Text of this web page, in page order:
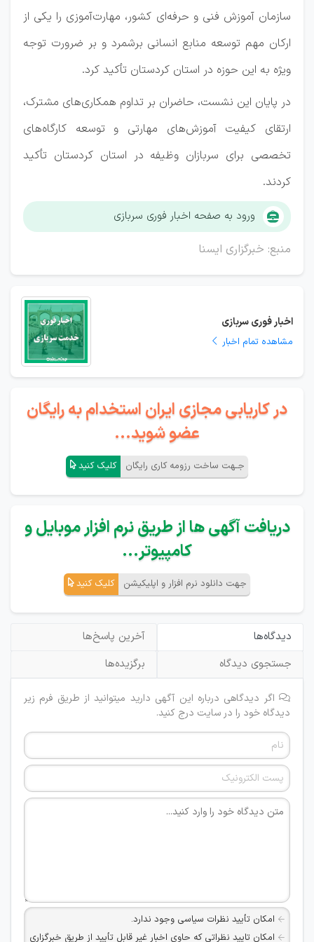
سازمان آموزش فنی و حرفه‌ای کشور، مهارت‌آموزی را یکی از
ارکان مهم توسعه منابع انسانی برشمرد و بر ضرورت توجه
ویژه به این حوزه در استان کردستان تأکید کرد.
در پایان این نشست، حاضران بر تداوم همکاری‌های مشترک،
ارتقای کیفیت آموزش‌های مهارتی و توسعه کارگاه‌های
تخصصی برای سربازان وظیفه در استان کردستان تأکید
کردند.
ورود به صفحه اخبار فوری سربازی
منبع: خبرگزاری ایسنا
اخبار فوری سربازی
مشاهده تمام اخبار
در کاریابی مجازی ایران استخدام به رایگان
عضو شوید...
جـهت ساخت رزومه کاری رایگان کلیک کنید
دریافت آگهی ها از طریق نرم افزار موبایل و
کامپیوتر...
جهت دانلود نرم افزار و اپلیکیشن کلیک کنید
دیدگاه‌ها
آخرین پاسخ‌ها
جستجوی دیدگاه
برگزیده‌ها
اگر دیدگاهی درباره این آگهی دارید میتوانید از طریق فرم زیر
دیدگاه خود را در سایت درج کنید.
امکان تأیید نظرات سیاسی وجود ندارد.
امکان تایید نظراتی که حاوی اخبار غیر قابل تأیید از طریق خبرگزاری